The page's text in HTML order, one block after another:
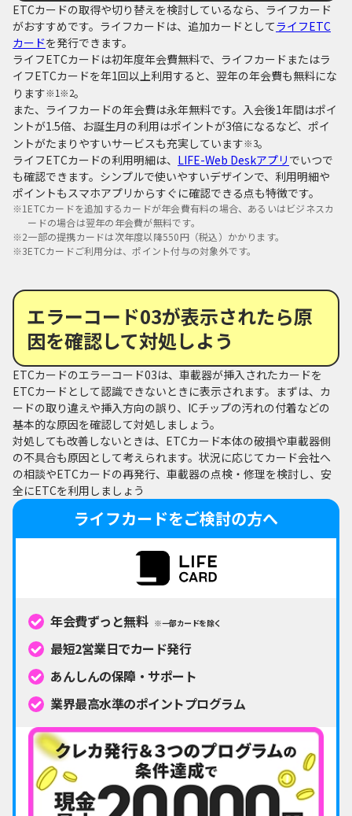
ETCカードの取得や切り替えを検討しているなら、ライフカード
がおすすめです。ライフカードは、追加カードとしてライフETC
カードを発行できます。
ライフETCカードは初年度年会費無料で、ライフカードまたはラ
イフETCカードを年1回以上利用すると、翌年の年会費も無料にな
ります※1※2。
また、ライフカードの年会費は永年無料です。入会後1年間はポイ
ントが1.5倍、お誕生月の利用はポイントが3倍になるなど、ポイ
ントがたまりやすいサービスも充実しています※3。
ライフETCカードの利用明細は、 LIFE-Web Deskアプリ でいつで
も確認できます。シンプルで使いやすいデザインで、利用明細や
ポイントもスマホアプリからすぐに確認できる点も特徴です。
※1 ETCカードを追加するカードが年会費有料の場合、あるいはビジネスカ
ードの場合は翌年の年会費が無料です。
※2一部の提携カードは次年度以降550円（税込）かかります。
※3ETCカードご利用分は、ポイント付与の対象外です。
エラーコード03が表示されたら原
因を確認して対処しよう
ETCカードのエラーコード03は、車載器が挿入されたカードを
ETCカードとして認識できないときに表示されます。まずは、カ
ードの取り違えや挿入方向の誤り、ICチップの汚れの付着などの
基本的な原因を確認して対処しましょう。
対処しても改善しないときは、ETCカード本体の破損や車載器側
の不具合も原因として考えられます。状況に応じてカード会社へ
の相談やETCカードの再発行、車載器の点検・修理を検討し、安
全にETCを利用しましょう
ライフカードをご検討の方へ
年会費ずっと無料 ※一部カードを除く
最短2営業日でカード発行
あんしんの保障・サポート
業界最高水準のポイントプログラム